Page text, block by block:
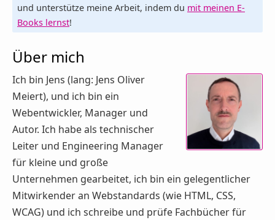
und unterstütze meine Arbeit, indem du mit meinen E-
Books lernst!
Über mich
Ich bin Jens (lang: Jens Oliver
Meiert), und ich bin ein
Webentwickler, Manager und
Autor. Ich habe als technischer
Leiter und Engineering Manager
für kleine und große
Unternehmen gearbeitet, ich bin ein gelegentlicher
Mitwirkender an Webstandards (wie HTML, CSS,
WCAG) und ich schreibe und prüfe Fachbücher für